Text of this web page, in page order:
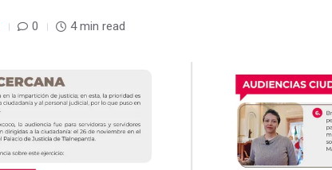
0 4 min read